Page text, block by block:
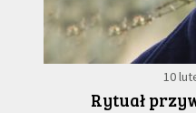
10
Rytuał